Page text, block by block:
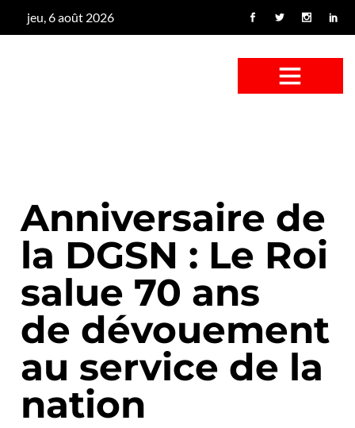
jeu, 6 août 2026
Anniversaire de
la DGSN : Le Roi
salue 70 ans
de dévouement
au service de la
nation